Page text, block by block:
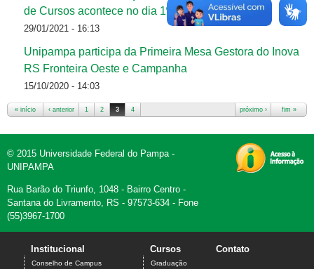
de Cursos acontece no dia 1º de fevereiro
29/01/2021 - 16:13
Unipampa participa da Primeira Mesa Gestora do Inova
RS Fronteira Oeste e Campanha
15/10/2020 - 14:03
« início ‹ anterior 1 2 3 4 próximo › fim »
© 2015 Universidade Federal do Pampa -
UNIPAMPA
Rua Barão do Triunfo, 1048 - Bairro Centro -
Santana do Livramento, RS - 97573-634 - Fone
(55)3967-1700
Institucional
Conselho de Campus
Cursos
Graduação
Contato